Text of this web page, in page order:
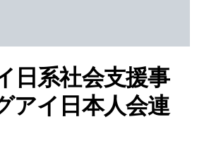
日系社会支援事
アイ日本人会連